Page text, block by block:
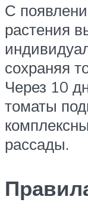
С
растения
сохраняя
Через 10
томаты
рассады.